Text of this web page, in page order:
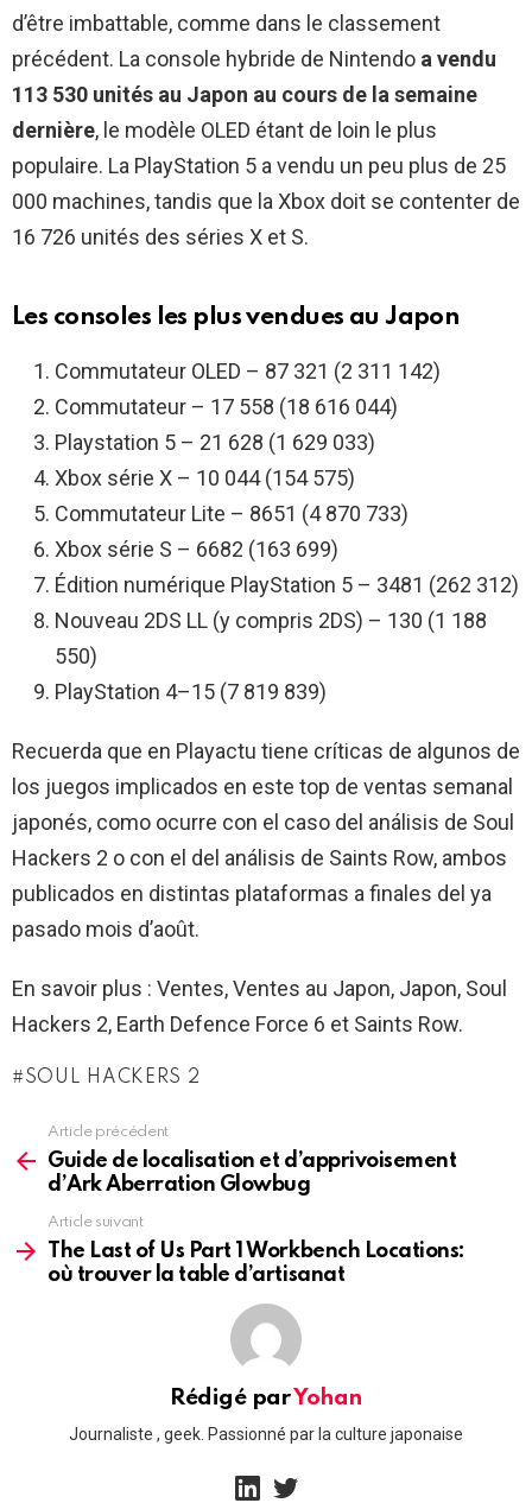
d’être imbattable, comme dans le classement
précédent. La console hybride de Nintendo a vendu
113 530 unités au Japon au cours de la semaine
dernière, le modèle OLED étant de loin le plus
populaire. La PlayStation 5 a vendu un peu plus de 25
000 machines, tandis que la Xbox doit se contenter de
16 726 unités des séries X et S.
Les consoles les plus vendues au Japon
Commutateur OLED – 87 321 (2 311 142)
Commutateur – 17 558 (18 616 044)
Playstation 5 – 21 628 (1 629 033)
Xbox série X – 10 044 (154 575)
Commutateur Lite – 8651 (4 870 733)
Xbox série S – 6682 (163 699)
Édition numérique PlayStation 5 – 3481 (262 312)
Nouveau 2DS LL (y compris 2DS) – 130 (1 188
550)
PlayStation 4–15 (7 819 839)
Recuerda que en Playactu tiene críticas de algunos de
los juegos implicados en este top de ventas semanal
japonés, como ocurre con el caso del análisis de Soul
Hackers 2 o con el del análisis de Saints Row, ambos
publicados en distintas plataformas a finales del ya
pasado mois d’août.
En savoir plus : Ventes, Ventes au Japon, Japon, Soul
Hackers 2, Earth Defence Force 6 et Saints Row.
SOUL HACKERS 2
more
Article précédent
Guide de localisation et d’apprivoisement
d’Ark Aberration Glowbug
Article suivant
The Last of Us Part 1 Workbench Locations:
où trouver la table d’artisanat
Rédigé parYohan
Journaliste , geek. Passionné par la culture japonaise
linkedin